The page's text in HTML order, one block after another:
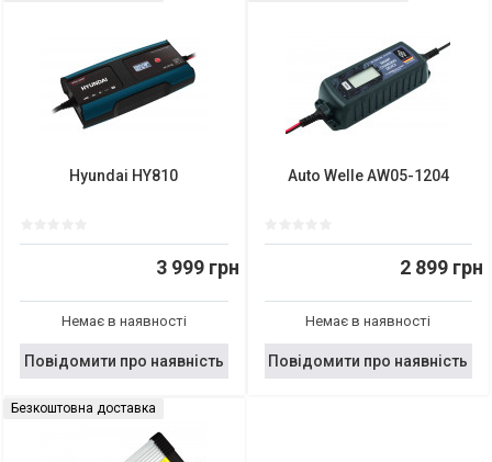
Hyundai HY810
3 999 грн
Немає в наявності
Повідомити про наявність
Auto Welle AW05-1204
2 899 грн
Немає в наявності
Повідомити про наявність
Безкоштовна доставка